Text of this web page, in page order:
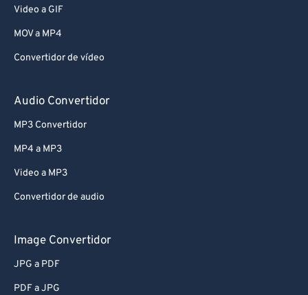
Video a GIF
MOV a MP4
Convertidor de vídeo
Audio Convertidor
MP3 Convertidor
MP4 a MP3
Video a MP3
Convertidor de audio
Image Convertidor
JPG a PDF
PDF a JPG